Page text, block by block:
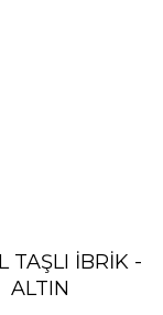
TAŞLI İBRİK -
ALTIN